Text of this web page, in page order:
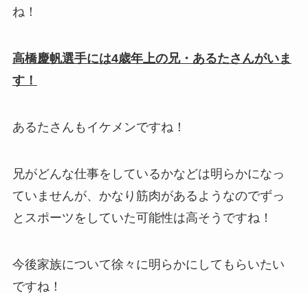
ね！
高橋慶帆選手には4歳年上の兄・あるたさんがいま
す！
あるたさんもイケメンですね！
兄がどんな仕事をしているかなどは明らかになっ
ていませんが、かなり筋肉があるようなのでずっ
とスポーツをしていた可能性は高そうですね！
今後家族について徐々に明らかにしてもらいたい
ですね！